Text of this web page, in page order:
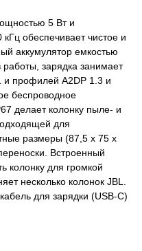
5 Вт и
обеспечивает чистое и
аккумулятор емкостью
зарядка занимает
и профилей A2DP 1.3 и
беспроводное
делает колонку пыле- и
для
размеры (87,5 x 75 x
Встроенный
колонку для громкой
несколько колонок JBL.
для зарядки (USB-C)